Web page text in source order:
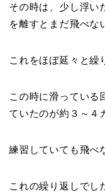
その時は、少し浮い
を離すとまだ飛べな
これをほぼ延々と繰
この時に滑っている
ていたのが約３～４
練習していても飛べ
これの繰り返しでし